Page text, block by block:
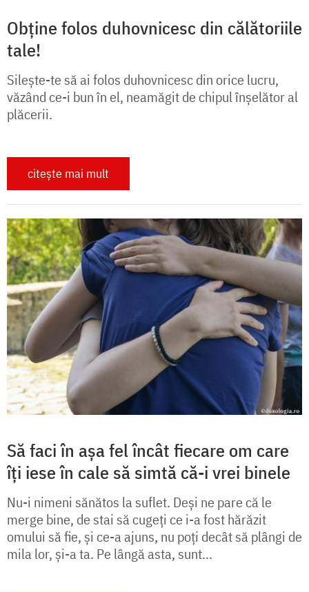
Obține folos duhovnicesc din călătoriile
tale!
Silește-te să ai folos duhovnicesc din orice lucru,
văzând ce-i bun în el, neamăgit de chipul înșelător al
plăcerii.
citește mai mult
Să faci în așa fel încât fiecare om care
îți iese în cale să simtă că-i vrei binele
Nu-i nimeni sănătos la suflet. Deși ne pare că le
merge bine, de stai să cugeți ce i-a fost hărăzit
omului să fie, și ce-a ajuns, nu poți decât să plângi de
mila lor, și-a ta. Pe lângă asta, sunt...